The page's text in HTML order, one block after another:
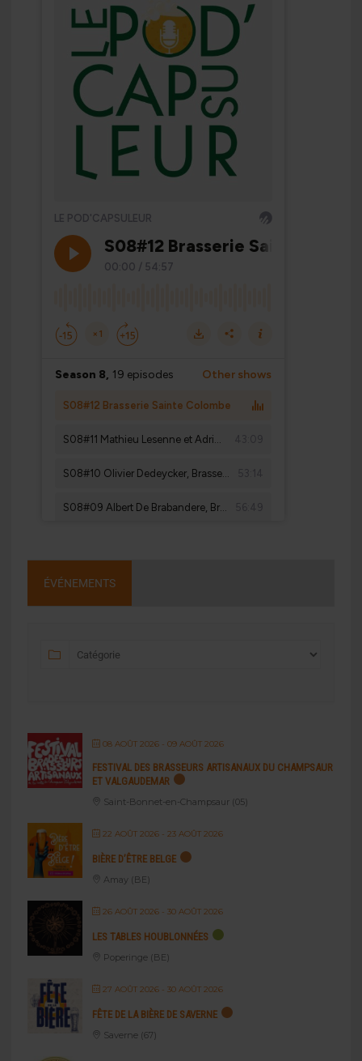
ÉVÉNEMENTS
08 AOÛT 2026- 09 AOÛT 2026
FESTIVAL DES BRASSEURS ARTISANAUX DU CHAMPSAUR
ET VALGAUDEMAR
Saint-Bonnet-en-Champsaur (05)
22 AOÛT 2026- 23 AOÛT 2026
BIÈRE D’ÊTRE BELGE
Amay (BE)
26 AOÛT 2026- 30 AOÛT 2026
LES TABLES HOUBLONNÉES
Poperinge (BE)
27 AOÛT 2026- 30 AOÛT 2026
FÊTE DE LA BIÈRE DE SAVERNE
Saverne (67)